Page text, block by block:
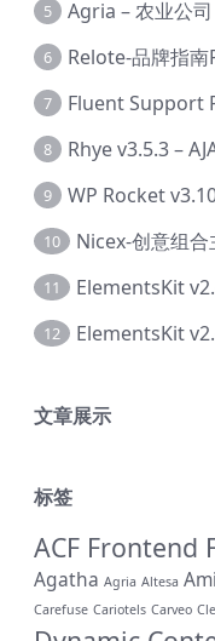
5
6 Relote-品牌指
7
8
9
10 Nicex-创意组合
11 ElementsKit
12 ElementsKit
文章展示
标签
ACF Frontend
Agatha Agria Altesa
Carefuse Cariotels Carveo